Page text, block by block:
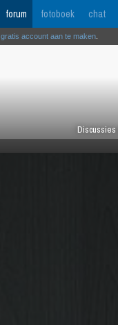
forum fotoboek chat
account aan te maken